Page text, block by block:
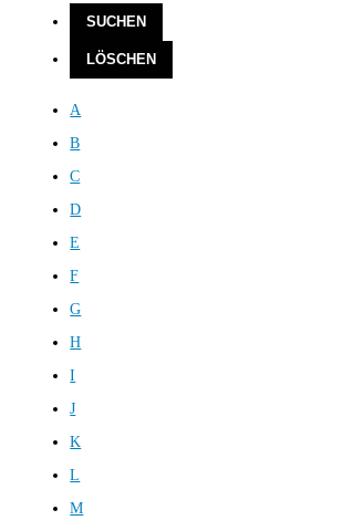
A
B
C
D
E
F
G
H
I
J
K
L
M